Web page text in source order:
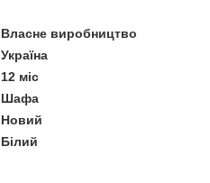
Власне виробництво
Україна
12 міс
Шафа
Новий
Білий